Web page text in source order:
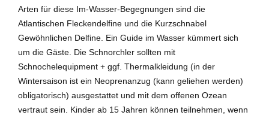
Arten für diese Im-Wasser-Begegnungen sind die
Atlantischen Fleckendelfine und die Kurzschnabel
Gewöhnlichen Delfine. Ein Guide im Wasser kümmert sich
um die Gäste. Die Schnorchler sollten mit
Schnochelequipment + ggf. Thermalkleidung (in der
Wintersaison ist ein Neoprenanzug (kann geliehen werden)
obligatorisch) ausgestattet und mit dem offenen Ozean
vertraut sein. Kinder ab 15 Jahren können teilnehmen, wenn